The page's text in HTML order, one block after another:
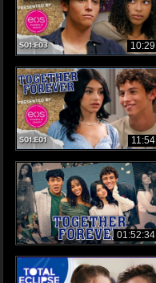
10:29
11:54
01:52:34